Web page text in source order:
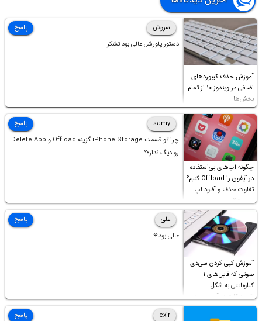
آموزش حذف کیبوردهای
اضافی در ویندوز ۱۰ از تمام
بخش‌ها
سروش
دستور پاورشل عالی بود تشکر
پاسخ
چگونه اپ‌های بی‌استفاده
در آیفون را Offload کنیم؟
تفاوت حذف و آفلود اپ
چیست؟
samy
چرا تو قسمت iPhone Storage گزینه Offload و Delete App
رو دیگ نداره؟
پاسخ
آموزش کپی کردن سی‌دی
صوتی که فایل‌های ۱
کیلوبایتی به شکل
شورت‌کات در آن موجود
است!
علی
عالی بود⚘
پاسخ
exir
پاسخ